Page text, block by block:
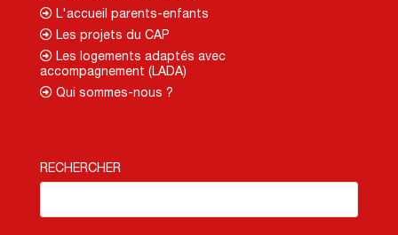
L'accueil parents-enfants
Les projets du CAP
Les logements adaptés avec
accompagnement (LADA)
Qui sommes-nous ?
RECHERCHER